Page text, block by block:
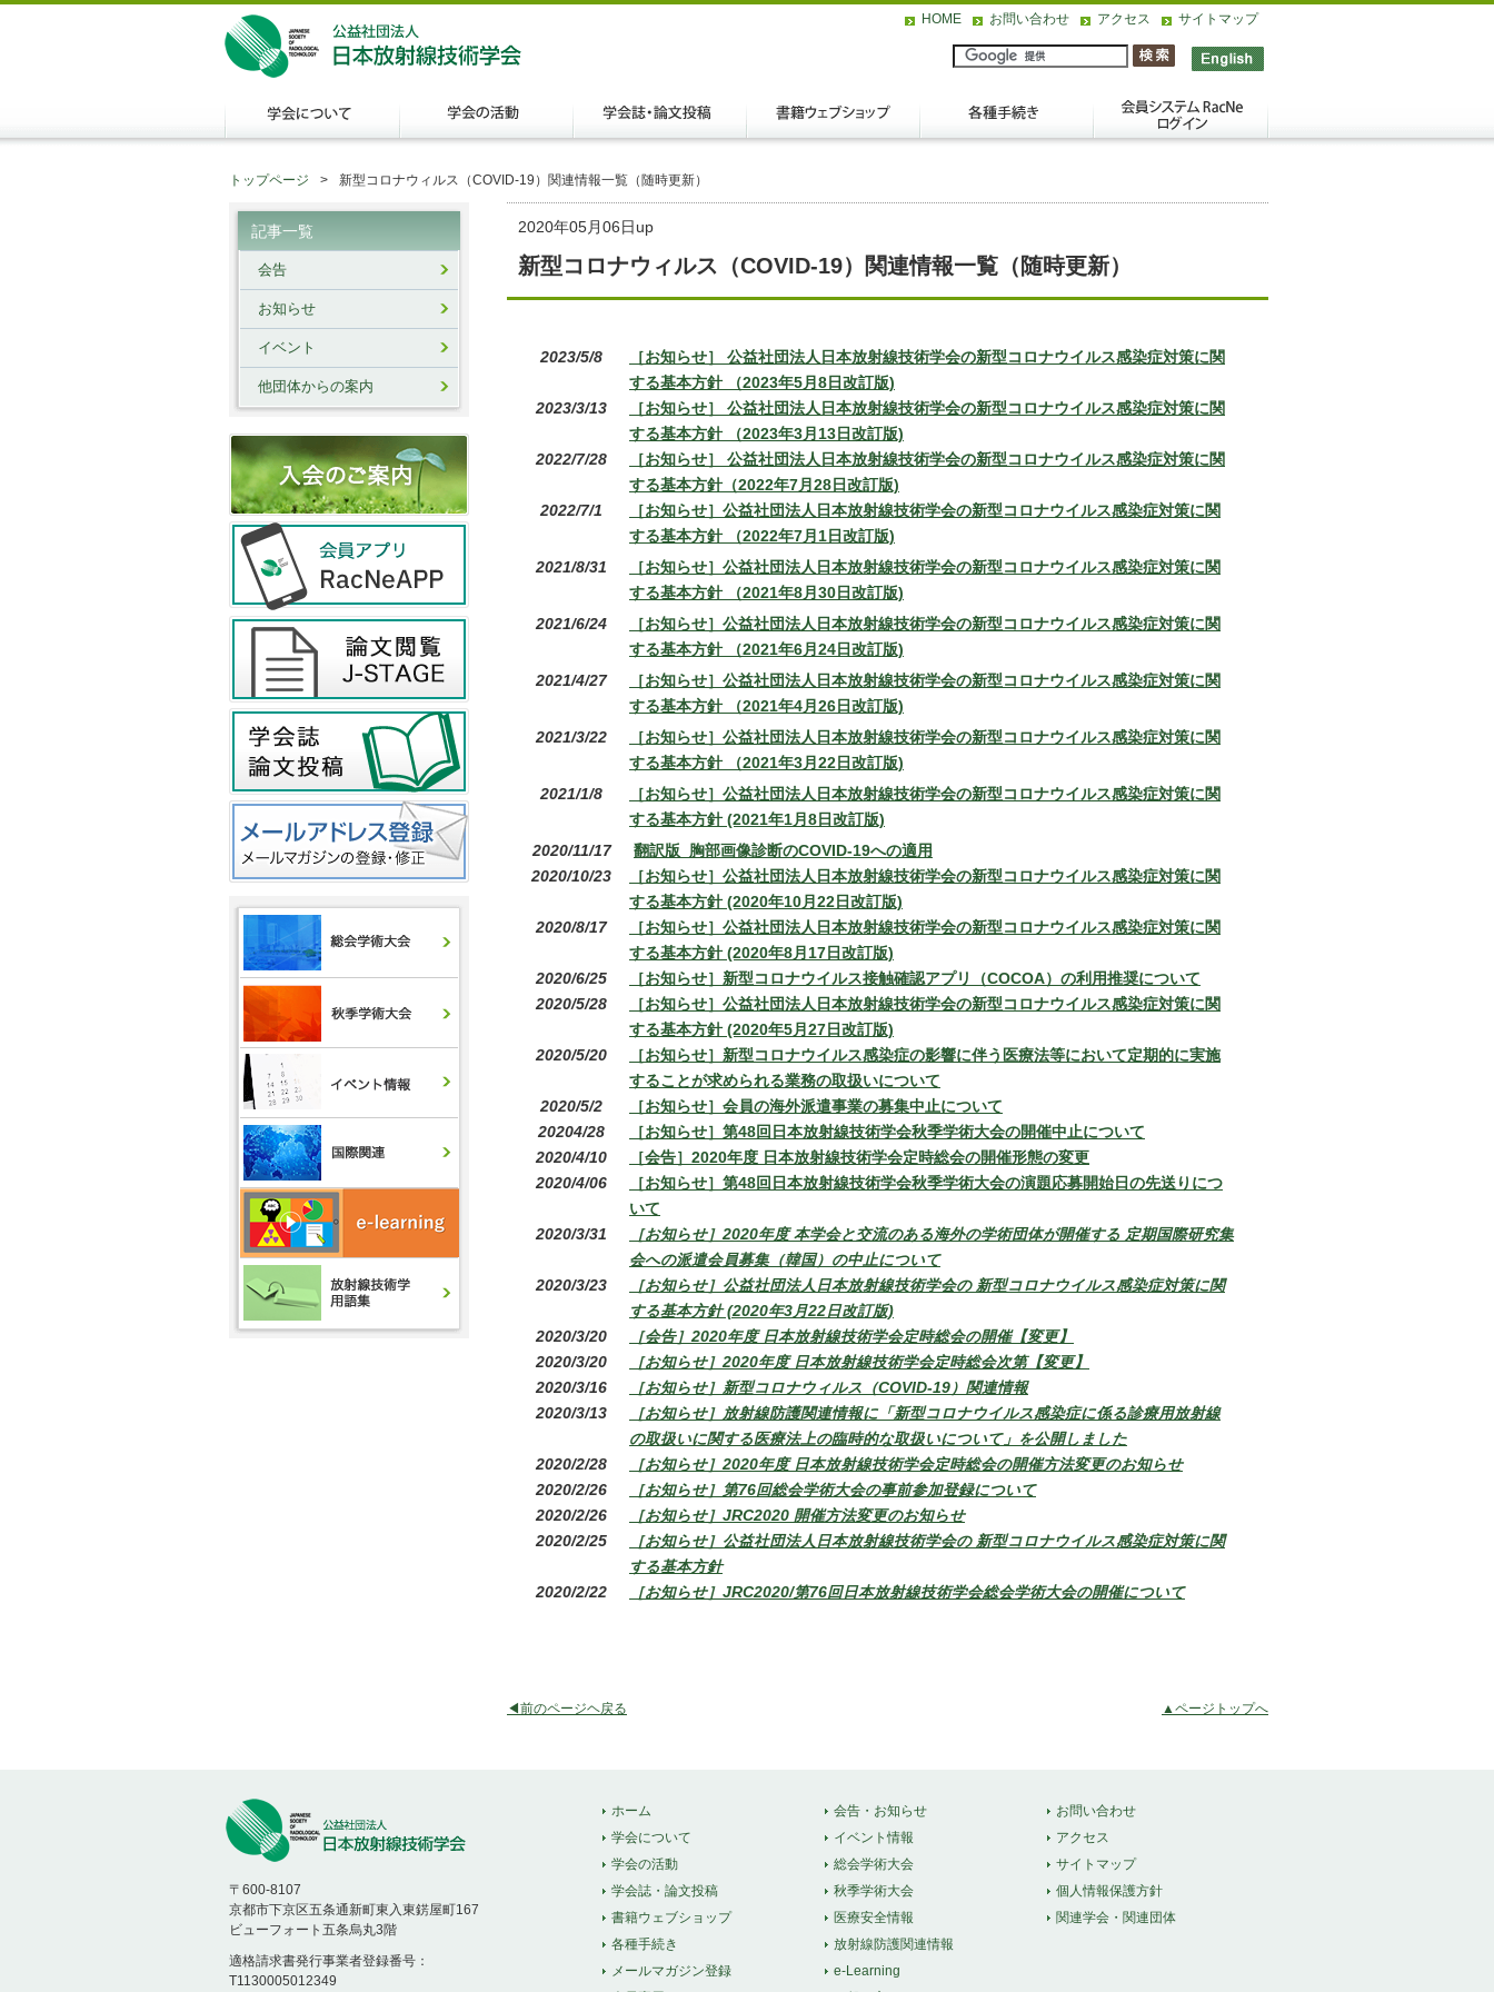
HOME お問い合わせ アクセス サイトマップ
トップページ 新型コロナウィルス（COVID-19）関連情報一覧（随時更新）
2020年05月06日up
新型コロナウィルス（COVID-19）関連情報一覧（随時更新）
2023/5/8
［お知らせ］ 公益社団法人日本放射線技術学会の新型コロナウイルス感染症対策に関
する基本方針 （2023年5月8日改訂版)
2023/3/13
［お知らせ］ 公益社団法人日本放射線技術学会の新型コロナウイルス感染症対策に関
する基本方針 （2023年3月13日改訂版)
2022/7/28
［お知らせ］ 公益社団法人日本放射線技術学会の新型コロナウイルス感染症対策に関
する基本方針（2022年7月28日改訂版)
2022/7/1
［お知らせ］公益社団法人日本放射線技術学会の新型コロナウイルス感染症対策に関
する基本方針 （2022年7月1日改訂版)
2021/8/31
［お知らせ］公益社団法人日本放射線技術学会の新型コロナウイルス感染症対策に関
する基本方針 （2021年8月30日改訂版)
2021/6/24
［お知らせ］公益社団法人日本放射線技術学会の新型コロナウイルス感染症対策に関
する基本方針 （2021年6月24日改訂版)
2021/4/27
［お知らせ］公益社団法人日本放射線技術学会の新型コロナウイルス感染症対策に関
する基本方針 （2021年4月26日改訂版)
2021/3/22
［お知らせ］公益社団法人日本放射線技術学会の新型コロナウイルス感染症対策に関
する基本方針 （2021年3月22日改訂版)
2021/1/8
［お知らせ］公益社団法人日本放射線技術学会の新型コロナウイルス感染症対策に関
する基本方針 (2021年1月8日改訂版)
2020/11/17
翻訳版_胸部画像診断のCOVID-19への適用
2020/10/23
［お知らせ］公益社団法人日本放射線技術学会の新型コロナウイルス感染症対策に関
する基本方針 (2020年10月22日改訂版)
2020/8/17
［お知らせ］公益社団法人日本放射線技術学会の新型コロナウイルス感染症対策に関
する基本方針 (2020年8月17日改訂版)
2020/6/25
［お知らせ］新型コロナウイルス接触確認アプリ（COCOA）の利用推奨について
2020/5/28
［お知らせ］公益社団法人日本放射線技術学会の新型コロナウイルス感染症対策に関
する基本方針 (2020年5月27日改訂版)
2020/5/20
［お知らせ］新型コロナウイルス感染症の影響に伴う医療法等において定期的に実施
することが求められる業務の取扱いについて
2020/5/2
［お知らせ］会員の海外派遣事業の募集中止について
20204/28
［お知らせ］第48回日本放射線技術学会秋季学術大会の開催中止について
2020/4/10
［会告］2020年度 日本放射線技術学会定時総会の開催形態の変更
2020/4/06
［お知らせ］第48回日本放射線技術学会秋季学術大会の演題応募開始日の先送りにつ
いて
2020/3/31
［お知らせ］2020年度 本学会と交流のある海外の学術団体が開催する 定期国際研究集
会への派遣会員募集（韓国）の中止について
2020/3/23
［お知らせ］公益社団法人日本放射線技術学会の 新型コロナウイルス感染症対策に関
する基本方針 (2020年3月22日改訂版)
2020/3/20
［会告］2020年度 日本放射線技術学会定時総会の開催【変更】
2020/3/20
［お知らせ］2020年度 日本放射線技術学会定時総会次第【変更】
2020/3/16
［お知らせ］新型コロナウィルス（COVID-19）関連情報
2020/3/13
［お知らせ］放射線防護関連情報に「新型コロナウイルス感染症に係る診療用放射線
の取扱いに関する医療法上の臨時的な取扱いについて」を公開しました
2020/2/28
［お知らせ］2020年度 日本放射線技術学会定時総会の開催方法変更のお知らせ
2020/2/26
［お知らせ］第76回総会学術大会の事前参加登録について
2020/2/26
［お知らせ］JRC2020 開催方法変更のお知らせ
2020/2/25
［お知らせ］公益社団法人日本放射線技術学会の 新型コロナウイルス感染症対策に関
する基本方針
2020/2/22
［お知らせ］JRC2020/第76回日本放射線技術学会総会学術大会の開催について
▲ページトップへ
◀前のページヘ戻る
記事一覧
会告
お知らせ
イベント
他団体からの案内
ホーム
学会について
学会の活動
学会誌・論文投稿
書籍ウェブショップ
各種手続き
メールマガジン登録
会告・お知らせ
イベント情報
総会学術大会
秋季学術大会
医療安全情報
放射線防護関連情報
e-Learning
お問い合わせ
アクセス
サイトマップ
個人情報保護方針
関連学会・関連団体
〒600-8107
京都市下京区五条通新町東入東錺屋町167
ビューフォート五条烏丸3階
適格請求書発行事業者登録番号：
T1130005012349